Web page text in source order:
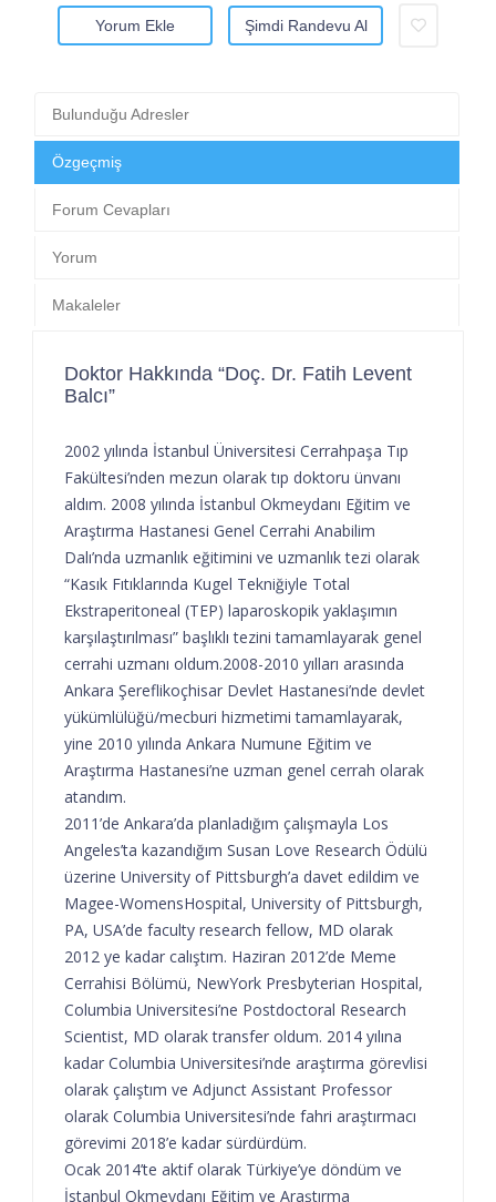
Yorum Ekle Şimdi Randevu Al
Bulunduğu Adresler
Özgeçmiş
Forum Cevapları
Yorum
Makaleler
Doktor Hakkında “Doç. Dr. Fatih Levent
Balcı”
2002 yılında İstanbul Üniversitesi Cerrahpaşa Tıp
Fakültesi’nden mezun olarak tıp doktoru ünvanı
aldım. 2008 yılında İstanbul Okmeydanı Eğitim ve
Araştırma Hastanesi Genel Cerrahi Anabilim
Dalı’nda uzmanlık eğitimini ve uzmanlık tezi olarak
“Kasık Fıtıklarında Kugel Tekniğiyle Total
Ekstraperitoneal (TEP) laparoskopik yaklaşımın
karşılaştırılması” başlıklı tezini tamamlayarak genel
cerrahi uzmanı oldum.2008-2010 yılları arasında
Ankara Şereflikoçhisar Devlet Hastanesi’nde devlet
yükümlülüğü/mecburi hizmetimi tamamlayarak,
yine 2010 yılında Ankara Numune Eğitim ve
Araştırma Hastanesi’ne uzman genel cerrah olarak
atandım.
2011’de Ankara’da planladığım çalışmayla Los
Angeles’ta kazandığım Susan Love Research Ödülü
üzerine University of Pittsburgh’a davet edildim ve
Magee-WomensHospital, University of Pittsburgh,
PA, USA’de faculty research fellow, MD olarak
2012 ye kadar calıştım. Haziran 2012’de Meme
Cerrahisi Bölümü, NewYork Presbyterian Hospital,
Columbia Universitesi’ne Postdoctoral Research
Scientist, MD olarak transfer oldum. 2014 yılına
kadar Columbia Universitesi’nde araştırma görevlisi
olarak çalıştım ve Adjunct Assistant Professor
olarak Columbia Universitesi’nde fahri araştırmacı
görevimi 2018’e kadar sürdürdüm.
Ocak 2014’te aktif olarak Türkiye’ye döndüm ve
İstanbul Okmeydanı Eğitim ve Araştırma